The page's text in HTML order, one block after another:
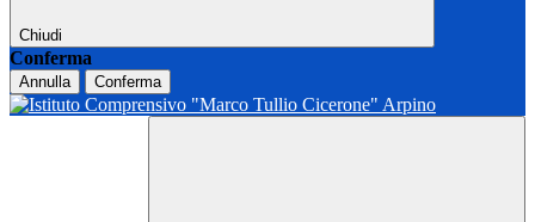
Chiudi
Conferma
Annulla Conferma